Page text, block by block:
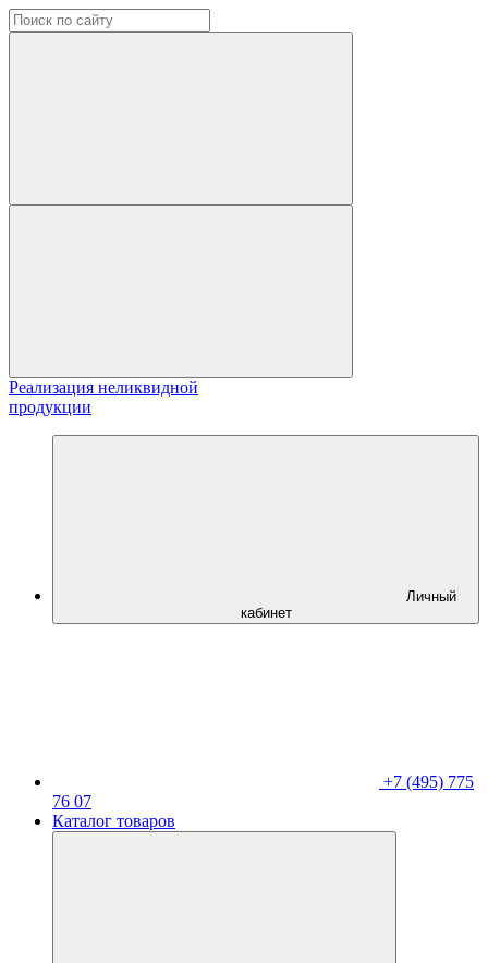
Реализация неликвидной
продукции
Личный
кабинет
+7 (495) 775
76 07
Каталог товаров